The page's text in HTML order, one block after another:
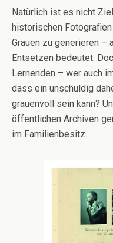
Natürlich ist es nicht
historischen
Grauen zu generieren –
Entsetzen bedeutet.
Lernenden – wer auch
dass ein unschuldig
grauenvoll sein kann?
öffentlichen Archiven
im Familienbesitz.